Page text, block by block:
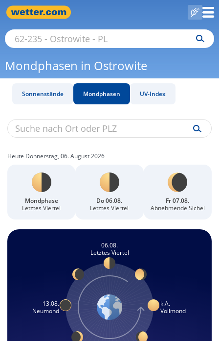
Mondphasen in Ostrowite
Sonnenstände Mondphasen UV-Index
Heute Donnerstag, 06. August 2026
Mondphase
Letztes Viertel
Do 06.08.
Letztes Viertel
Fr 07.08.
Abnehmende Sichel
06.08.
Letztes Viertel
13.08.
Neumond
k.A.
Vollmond